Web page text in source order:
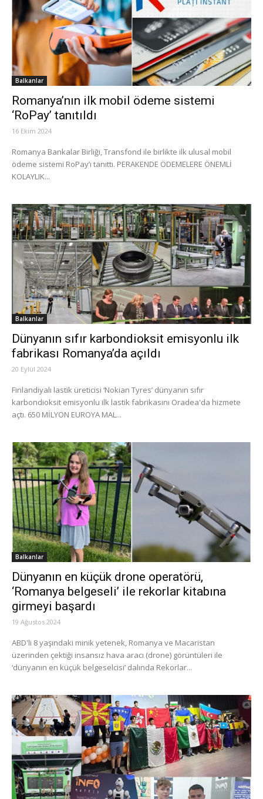
Balkanlar
Romanya’nın ilk mobil ödeme sistemi
‘RoPay’ tanıtıldı
16 Ekim 2024
Romanya Bankalar Birliği, Transfond ile birlikte ilk ulusal mobil
ödeme sistemi RoPay’ı tanıttı. PERAKENDE ÖDEMELERE ÖNEMLİ
KOLAYLIK...
Balkanlar
Dünyanın sıfır karbondioksit emisyonlu ilk
fabrikası Romanya’da açıldı
20 Eylül 2024
Finlandiyalı lastik üreticisi ‘Nokian Tyres’ dünyanın sıfır
karbondioksit emisyonlu ilk lastik fabrikasını Oradea'da hizmete
açtı. 650 MİLYON EUROYA MAL...
Balkanlar
Dünyanın en küçük drone operatörü,
‘Romanya belgeseli’ ile rekorlar kitabına
girmeyi başardı
19 Ağustos 2024
ABD'li 8 yaşındaki minik yetenek, Romanya ve Macaristan
üzerinden çektiği insansız hava aracı (drone) görüntüleri ile
‘dünyanın en küçük belgeselcisi’ dalında Rekorlar...